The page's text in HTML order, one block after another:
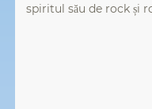
spiritul său de rock și